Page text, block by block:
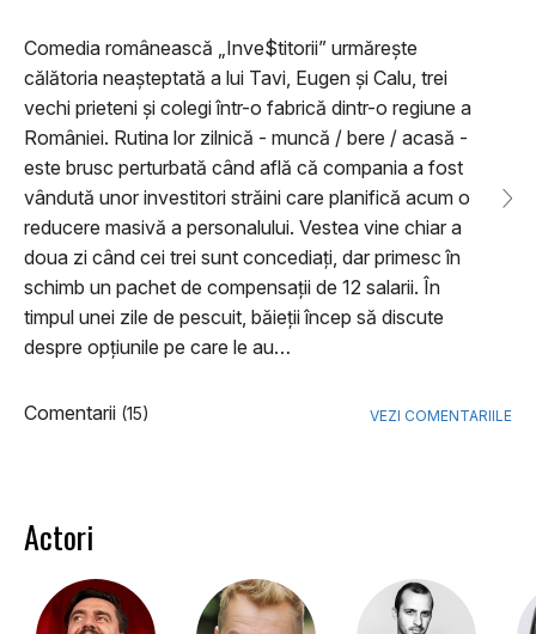
Comedia românească „Inve$titorii” urmărește
călătoria neașteptată a lui Tavi, Eugen și Calu, trei
vechi prieteni și colegi într-o fabrică dintr-o regiune a
României. Rutina lor zilnică - muncă / bere / acasă -
este brusc perturbată când află că compania a fost
vândută unor investitori străini care planifică acum o
reducere masivă a personalului. Vestea vine chiar a
doua zi când cei trei sunt concediați, dar primesc în
schimb un pachet de compensații de 12 salarii. În
timpul unei zile de pescuit, băieții încep să discute
despre opțiunile pe care le au…
Comentarii (15) VEZI COMENTARIILE
Actori